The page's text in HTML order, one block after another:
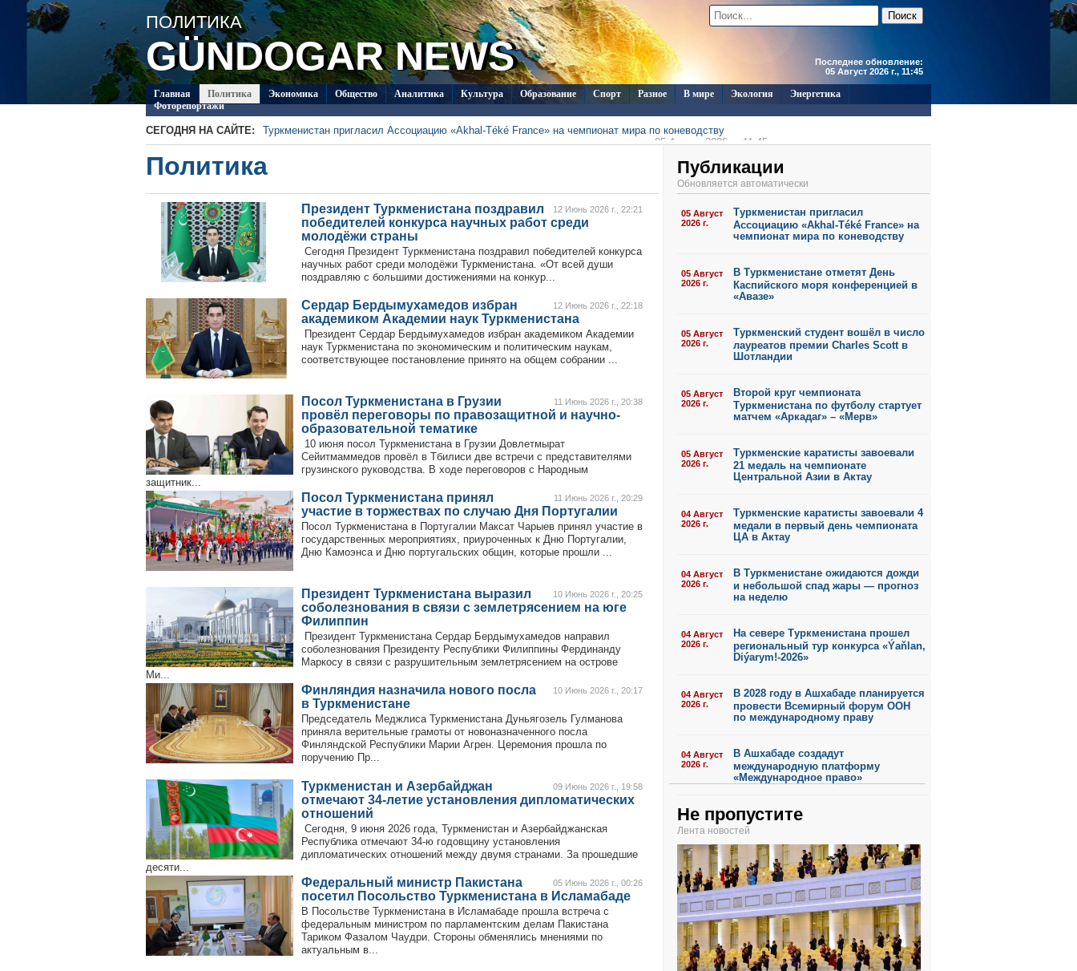
ПОЛИТИКA
GÜNDOGAR NEWS
Последнее обновление:
05 Август 2026 г., 11:45
Главная Политикa Экономика Общество Аналитика Культура Образование Спорт Разное В мире Экология
Энергетика
Фоторепортажи
СЕГОДНЯ НА САЙТЕ:
Туркменистан пригласил Ассоциацию «Akhal-Téké France» на чемпионат мира по коневодству
05 Август 2026 г., 11:45
В Туркменистане отметят День Каспийского моря конференцией в «Авазе»
05 Август 2026 г., 11:44
Туркменский студент вошёл в число лауреатов премии Charles Scott в
Шотландии
05 Август 2026 г., 11:43
Второй круг чемпионата Туркменистана по футболу стартует матчем
«Аркадаг» – «Мерв»
05 Август 2026 г., 11:41
Туркменские каратисты завоевали 21 медаль на чемпионате Центральной Азии
в Актау
05 Август 2026 г., 11:39
Туркменские каратисты завоевали 4 медали в первый день чемпионата ЦА в
Актау
04 Август 2026 г., 10:55
Политикa
12 Июнь 2026 г., 22:21
Президент Туркменистана поздравил
победителей конкурса научных работ среди
молодёжи страны
Сегодня Президент Туркменистана поздравил победителей конкурса
научных работ среди молодёжи Туркменистана. «От всей души
поздравляю с большими достижениями на конкур...
12 Июнь 2026 г., 22:18
Сердар Бердымухамедов избран
академиком Академии наук Туркменистана
Президент Сердар Бердымухамедов избран академиком Академии
наук Туркменистана по экономическим и политическим наукам,
соответствующее постановление принято на общем собрании ...
11 Июнь 2026 г., 20:38
Посол Туркменистана в Грузии
провёл переговоры по правозащитной и научно-
образовательной тематике
10 июня посол Туркменистана в Грузии Довлетмырат
Сейитмаммедов провёл в Тбилиси две встречи с представителями
грузинского руководства. В ходе переговоров с Народным
защитник...
11 Июнь 2026 г., 20:29
Посол Туркменистана принял
участие в торжествах по случаю Дня Португалии
Посол Туркменистана в Португалии Максат Чарыев принял участие в
государственных мероприятиях, приуроченных к Дню Португалии,
Дню Камоэнса и Дню португальских общин, которые прошли ...
10 Июнь 2026 г., 20:25
Президент Туркменистана выразил
соболезнования в связи с землетрясением на юге
Филиппин
Президент Туркменистана Сердар Бердымухамедов направил
соболезнования Президенту Республики Филиппины Фердинанду
Маркосу в связи с разрушительным землетрясением на острове
Ми...
10 Июнь 2026 г., 20:17
Финляндия назначила нового посла
в Туркменистане
Председатель Меджлиса Туркменистана Дуньягозель Гулманова
приняла верительные грамоты от новоназначенного посла
Финляндской Республики Марии Агрен. Церемония прошла по
поручению Пр...
09 Июнь 2026 г., 19:58
Туркменистан и Азербайджан
отмечают 34-летие установления дипломатических
отношений
Сегодня, 9 июня 2026 года, Туркменистан и Азербайджанская
Республика отмечают 34-ю годовщину установления
дипломатических отношений между двумя странами. За прошедшие
десяти...
05 Июнь 2026 г., 00:26
Федеральный министр Пакистана
посетил Посольство Туркменистана в Исламабаде
В Посольстве Туркменистана в Исламабаде прошла встреча с
федеральным министром по парламентским делам Пакистана
Тариком Фазалом Чаудри. Стороны обменялись мнениями по
актуальным в...
Публикации
Обновляется автоматически
05 Август
2026 г.
Туркменистан пригласил
Ассоциацию «Akhal-Téké France» на
чемпионат мира по коневодству
05 Август
2026 г.
В Туркменистане отметят День
Каспийского моря конференцией в
«Авазе»
05 Август
2026 г.
Туркменский студент вошёл в число
лауреатов премии Charles Scott в
Шотландии
05 Август
2026 г.
Второй круг чемпионата
Туркменистана по футболу стартует
матчем «Аркадаг» – «Мерв»
05 Август
2026 г.
Туркменские каратисты завоевали
21 медаль на чемпионате
Центральной Азии в Актау
04 Август
2026 г.
Туркменские каратисты завоевали 4
медали в первый день чемпионата
ЦА в Актау
04 Август
2026 г.
В Туркменистане ожидаются дожди
и небольшой спад жары — прогноз
на неделю
04 Август
2026 г.
На севере Туркменистана прошел
региональный тур конкурса «Ýaňlan,
Diýarym!-2026»
04 Август
2026 г.
В 2028 году в Ашхабаде планируется
провести Всемирный форум ООН
по международному праву
04 Август
2026 г.
В Ашхабаде создадут
международную платформу
«Международное право»
Не пропустите
Лента новостей